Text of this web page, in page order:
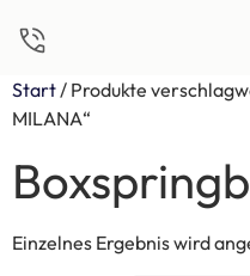
Start/ Produkte
MILANA“
Einzelnes Ergebnis wird